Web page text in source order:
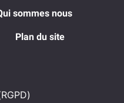
sommes nous
Plan du site